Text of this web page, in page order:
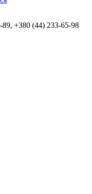
+380 (44) 233-65-98